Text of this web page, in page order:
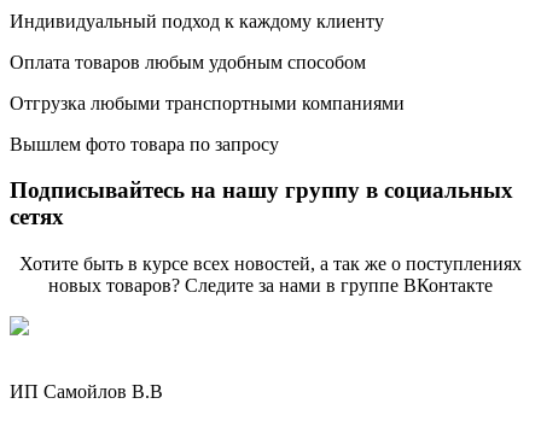
Индивидуальный подход к каждому клиенту
Оплата товаров любым удобным способом
Отгрузка любыми транспортными компаниями
Вышлем фото товара по запросу
Подписывайтесь на нашу группу в социальных
сетях
Хотите быть в курсе всех новостей, а так же о поступлениях
новых товаров? Следите за нами в группе ВКонтакте
ИП Самойлов В.В